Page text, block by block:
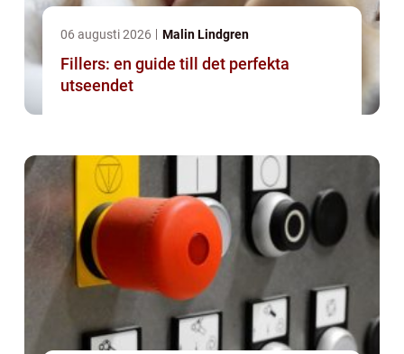
06 augusti 2026 Malin Lindgren
Fillers: en guide till det perfekta
utseendet